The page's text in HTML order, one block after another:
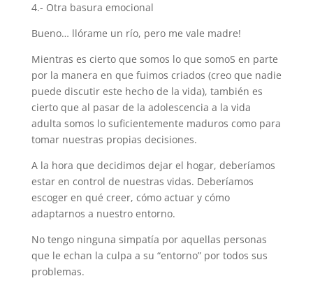
4.- Otra basura emocional
Bueno… llórame un río, pero me vale madre!
Mientras es cierto que somos lo que somoS en parte
por la manera en que fuimos criados (creo que nadie
puede discutir este hecho de la vida), también es
cierto que al pasar de la adolescencia a la vida
adulta somos lo suficientemente maduros como para
tomar nuestras propias decisiones.
A la hora que decidimos dejar el hogar, deberíamos
estar en control de nuestras vidas. Deberíamos
escoger en qué creer, cómo actuar y cómo
adaptarnos a nuestro entorno.
No tengo ninguna simpatía por aquellas personas
que le echan la culpa a su “entorno” por todos sus
problemas.